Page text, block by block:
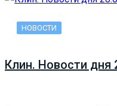
НОВОСТИ
Клин. Новости дня